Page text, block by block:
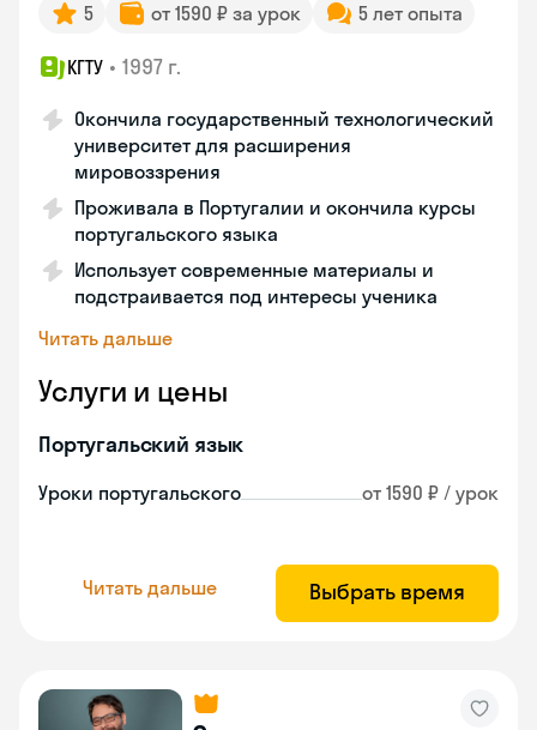
5 от 1590 ₽ за урок 5 лет опыта
КГТУ • 1997 г.
Окончила государственный технологический
университет для расширения
мировоззрения
Проживала в Португалии и окончила курсы
португальского языка
Использует современные материалы и
подстраивается под интересы ученика
Читать дальше
Услуги и цены
Португальский язык
Уроки португальского от 1590 ₽ / урок
Читать дальше Выбрать время